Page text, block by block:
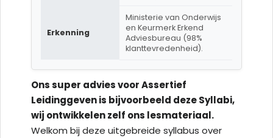
Erkenning
Ministerie van Onderwijs
en Keurmerk Erkend
Adviesbureau (98%
klanttevredenheid).
Ons super advies voor Assertief
Leidinggeven is bijvoorbeeld deze Syllabi,
wij ontwikkelen zelf ons lesmateriaal.
Welkom bij deze uitgebreide syllabus over